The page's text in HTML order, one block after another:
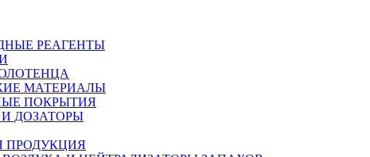
РЕАГЕНТЫ
МАТЕРИАЛЫ
ПОКРЫТИЯ
ДОЗАТОРЫ
ПРОДУКЦИЯ